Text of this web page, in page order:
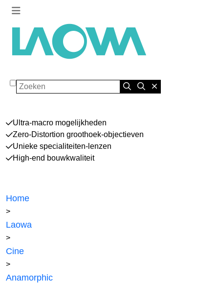
Zoeken
Ultra-macro mogelijkheden
Zero-Distortion groothoek-objectieven
Unieke specialiteiten-lenzen
High-end bouwkwaliteit
Home
>
Laowa
>
Cine
>
Anamorphic